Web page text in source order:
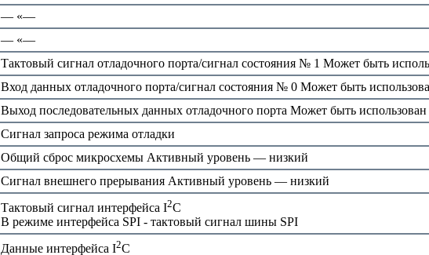
— «—
— «—
Тактовый сигнал отладочного порта/сигнал состояния № 1 Может быть
Вход данных отладочного порта/сигнал состояния № 0 Может быть
Выход последовательных данных отладочного порта Может быть
Сигнал запроса режима отладки
Общий сброс микросхемы Активный уровень — низкий
Сигнал внешнего прерывания Активный уровень — низкий
Тактовый сигнал интерфейса I2С
В режиме интерфейса SPI - тактовый сигнал шины SPI
Данные интерфейса I2C